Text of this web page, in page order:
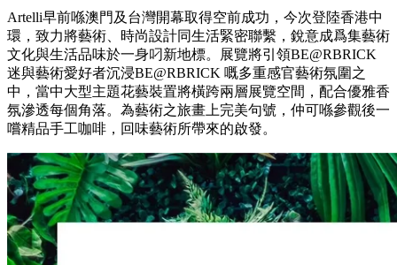
Artelli早前喺澳門及台灣開幕取得空前成功，今次登陸香港中
環，致力將藝術、時尚設計同生活緊密聯繫，銳意成爲集藝術
文化與生活品味於一身叼新地標。展覽將引領BE@RBRICK
迷與藝術愛好者沉浸BE@RBRICK 嘅多重感官藝術氛圍之
中，當中大型主題花藝裝置將橫跨兩層展覽空間，配合優雅香
氛滲透每個角落。為藝術之旅畫上完美句號，仲可喺參觀後一
嚐精品手工咖啡，回味藝術所帶來的啟發。